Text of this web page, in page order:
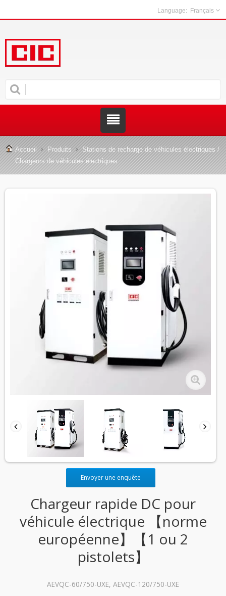
Français
Accueil Produits
Stations de recharge de véhicules électriques /
Chargeurs de véhicules électriques
Envoyer une enquête
Chargeur rapide DC pour
véhicule électrique 【norme
européenne】【1 ou 2
pistolets】
AEVQC-60/750-UXE, AEVQC-120/750-UXE